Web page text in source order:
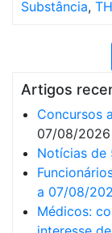
Substância,
Artigos
Concursos
07/08/2026
Notícias
a 07/08/
Médicos: